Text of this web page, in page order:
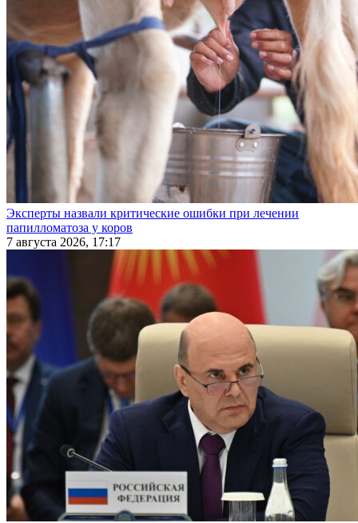
Эксперты назвали критические ошибки при лечении
папилломатоза у коров
7 августа 2026, 17:17